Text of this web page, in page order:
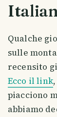
Qualche
sulle
recensito
Ecco il link
piacciono
abbiamo